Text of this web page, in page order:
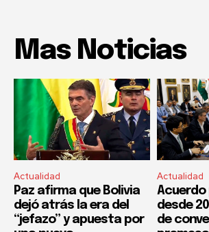
Mas Noticias
Actualidad
Paz afirma que Bolivia
dejó atrás la era del
“jefazo” y apuesta por
Actualidad
Acuerdo
desde
de